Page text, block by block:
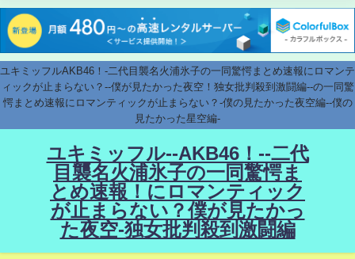
ユキミッフルAKB46！-二代目襲名火浦氷子の一同驚愕まとめ速報にロマンテ
ィックが止まらない？--僕が見たかった夜空！独女批判殺到激闘編--の一同驚
愕まとめ速報にロマンティックが止まらない？-僕の見たかった夜空編--僕の
見たかった星空編-
ユキミッフル--AKB46！--二代
目襲名火浦氷子の一同驚愕ま
とめ速報！にロマンティック
が止まらない？僕が見たかっ
た夜空-独女批判殺到激闘編